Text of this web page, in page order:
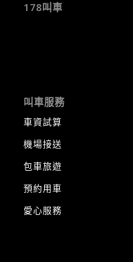
178叫車
叫車服務
車資試算
機場接送
包車旅遊
預約用車
愛心服務